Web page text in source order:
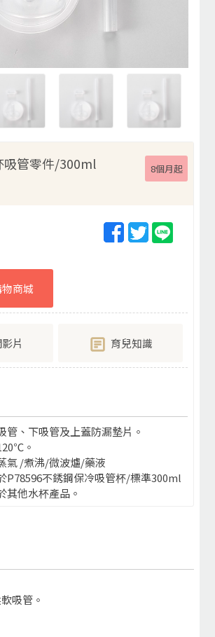
吸管零件/300ml 8個月起
商城
片 育兒知識
、下吸管及上蓋防漏墊片。
。
氣 /煮沸/微波爐/藥液
P78596不銹鋼保冷吸管杯/標準300ml
其他水杯產品。
吸管。